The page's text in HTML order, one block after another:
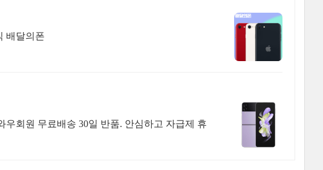
배달의폰
회원 무료배송 30일 반품. 안심하고 자급제 휴